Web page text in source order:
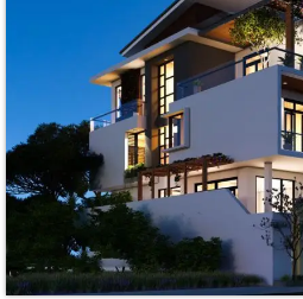
Xây dựng phần thô
Thi công xây dựng
Thi công xây dựng nhà
Kinh nghiệm làm nhà
Liên hệ